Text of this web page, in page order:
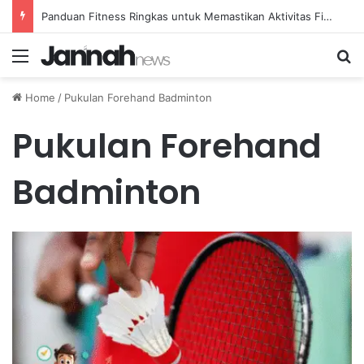
Panduan Fitness Ringkas untuk Memastikan Aktivitas Fisik Anda Tetap Konsisten
Menu
Home / Pukulan Forehand Badminton
Pukulan Forehand
Badminton